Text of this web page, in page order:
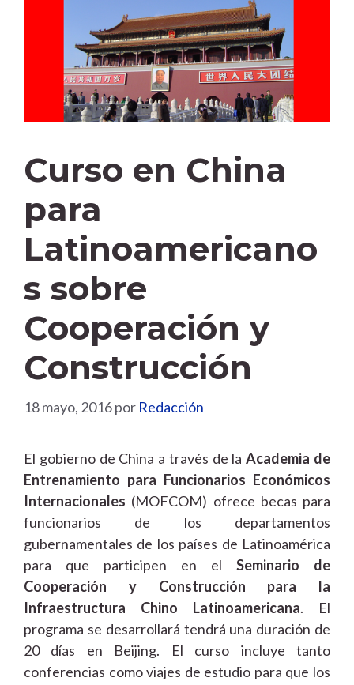
Curso en China
para
Latinoamericano
s sobre
Cooperación y
Construcción
18 mayo, 2016por Redacción
El gobierno de China a través de laAcademia de
Entrenamiento para Funcionarios Económicos
Internacionales (MOFCOM) ofrece becas para
funcionarios de los departamentos
gubernamentales de los países de Latinoamérica
para que participen en el Seminario de
Cooperación y Construcción para la
Infraestructura Chino Latinoamericana. El
programa se desarrollará tendrá una duración de
20 días en Beijing. El curso incluye tanto
conferencias como viajes de estudio para que los